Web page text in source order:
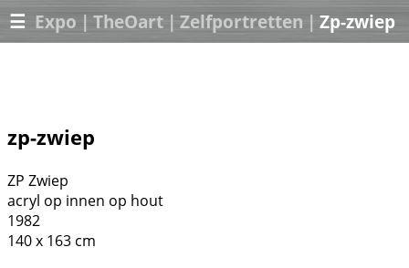
☰ Expo | TheOart | Zelfportretten | Zp-zwiep
zp-zwiep
ZP Zwiep
acryl op innen op hout
1982
140 x 163 cm